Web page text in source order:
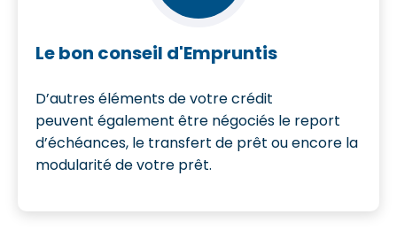
Le bon conseil d'Empruntis
D’autres éléments de votre crédit
peuvent également être négociés le report
d’échéances, le transfert de prêt ou encore la
modularité de votre prêt.